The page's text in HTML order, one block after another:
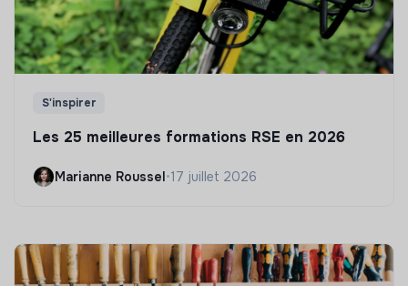
S'inspirer
Les 25 meilleures formations RSE en 2026
Marianne Roussel•17 juillet 2026